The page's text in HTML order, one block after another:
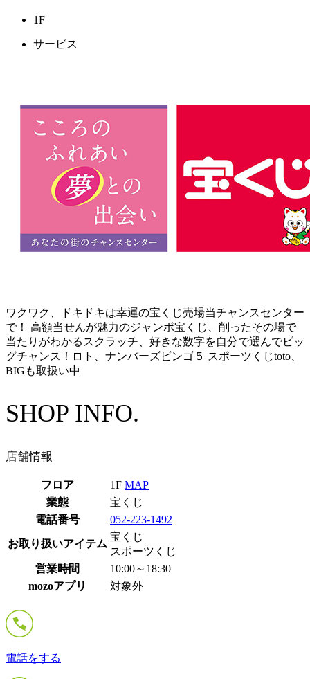
1F
サービス
ワクワク、ドキドキは幸運の宝くじ売場当チャンスセンター
で！ 高額当せんが魅力のジャンボ宝くじ、削ったその場で
当たりがわかるスクラッチ、好きな数字を自分で選んでビッ
グチャンス！ロト、ナンバーズビンゴ５ スポーツくじtoto、
BIGも取扱い中
SHOP INFO.
店舗情報
フロア 1F MAP
業態
宝くじ
電話番号
052-223-1492
お取り扱いアイテム
宝くじ
スポーツくじ
営業時間
10:00～18:30
mozoアプリ
対象外
電話をする